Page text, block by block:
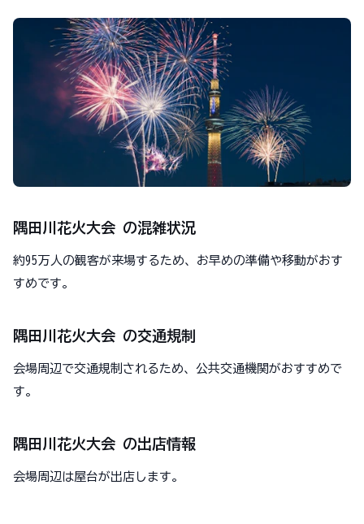
隅田川花火大会 の混雑状況
約95万人の観客が来場するため、お早めの準備や移動がおす
すめです。
隅田川花火大会 の交通規制
会場周辺で交通規制されるため、公共交通機関がおすすめで
す。
隅田川花火大会 の出店情報
会場周辺は屋台が出店します。